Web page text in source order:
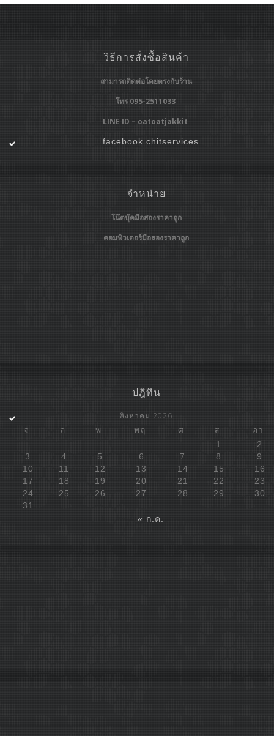
วิธีการสั่งซื้อสินค้า
สามารถติดต่อโดยตรงกับร้าน
โทร 095-2511033
LINE ID – oatoatjakkit
facebook chitservices
จำหน่าย
โน๊ตบุ๊คมือสองราคาถูก
คอมพิวเตอร์มือสองราคาถูก
ปฎิทิน
สิงหาคม 2026
จ. อ. พ. พฤ. ศ. ส.
อา.
1
2
3
4 5 6 7 8
9
10
11 12 13 14 15
16
17
18 19 20 21 22
23
24
25 26 27 28 29
30
31
« ก.ค.